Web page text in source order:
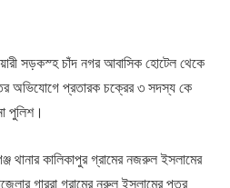
সড়কস্হ চাঁদ নগর আবাসিক হোটেল থেকে
অভিযোগে প্রতারক চক্রের ৩ সদস্য কে
পুলিশ।
থানার কালিকাপুর গ্রামের নজরুল ইসলামের
গাররা গ্রামের নুরুল ইসলামের পুত্র